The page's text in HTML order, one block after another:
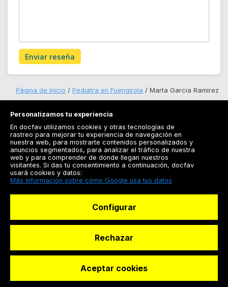
Solicitar reserva
Enviar reseña
Página de inicio Pediatra en Fuengirola Marta Garcia Ramirez
Registrarse
Docfav
© Dashboard Technologies S.L
Personalizamos tu experiencia
En docfav utilizamos cookies y otras tecnologías de
rastreo para mejorar tu experiencia de navegación en
nuestra web, para mostrarte contenidos personalizados y
anuncios segmentados, para analizar el tráfico de nuestra
web y para comprender de donde llegan nuestros
visitantes. Si das tu consentimiento a continuación, docfav
usará cookies y datos:
Más información sobre cómo Google usa tus datos
Configurar
Rechazar
Aceptar cookies